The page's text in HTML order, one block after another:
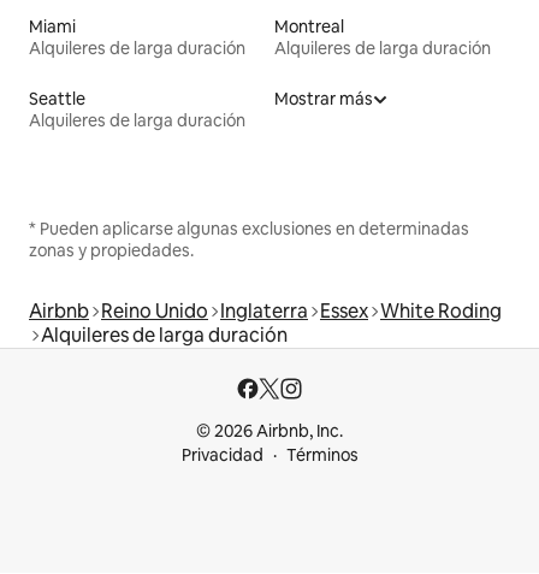
Miami
Alquileres de larga duración
Montreal
Alquileres de larga duración
Seattle
Alquileres de larga duración
Mostrar más
* Pueden aplicarse algunas exclusiones en determinadas
zonas y propiedades.
Airbnb Reino Unido Inglaterra Essex White Roding
Alquileres de larga duración
© 2026 Airbnb, Inc.
Privacidad
Términos